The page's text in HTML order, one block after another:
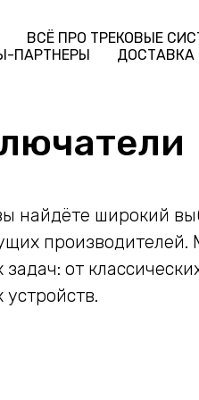
ВСЁ ПРО ТРЕКОВЫЕ
ПАРТНЕРЫ
ДОСТАВКА
найдёте широкий
производителей.
от